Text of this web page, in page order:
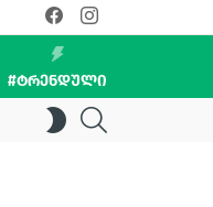
facebookinstagram
#ᲢᲠᲔᲜᲓᲣᲚᲘ
SWITCH
SKIN